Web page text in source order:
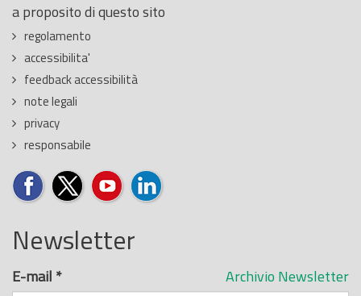
a proposito di questo sito
regolamento
accessibilita'
feedback accessibilità
note legali
privacy
responsabile
Newsletter
Archivio Newsletter
E-mail *